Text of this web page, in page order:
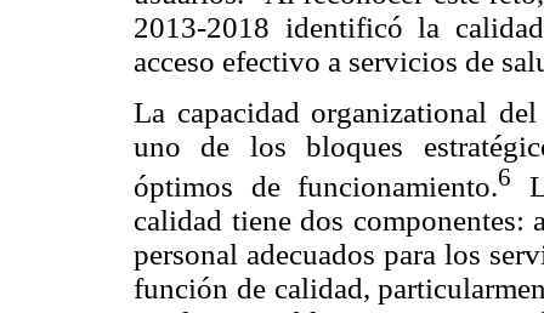
2013-2018 identificó la
acceso efectivo a servicios de
La capacidad organizational
uno de los bloques
óptimos de funcionamiento.6
calidad tiene dos componentes:
personal adecuados para los
función de calidad,